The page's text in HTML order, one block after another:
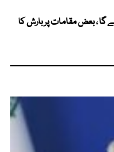
گا ، بعض مقامات پر بارش کا